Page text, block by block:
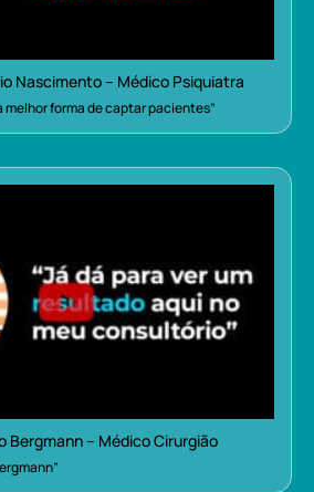
Nascimento – Médico Psiquiatra
melhor forma de captar pacientes”
Bergmann – Médico Cirurgião